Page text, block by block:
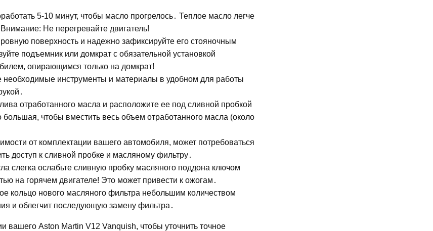
5-10 минут, чтобы масло прогрелось․ Теплое масло легче
Не перегревайте двигатель!
поверхность и надежно зафиксируйте его стояночным
подъемник или домкрат с обязательной установкой
опирающимся только на домкрат!
необходимые инструменты и материалы в удобном для работы
отработанного масла и расположите ее под сливной пробкой
большая, чтобы вместить весь объем отработанного масла (около
от комплектации вашего автомобиля, может потребоваться
доступ к сливной пробке и масляному фильтру․
слегка ослабьте сливную пробку масляного поддона ключом
на горячем двигателе! Это может привести к ожогам․
кольцо нового масляного фильтра небольшим количеством
и облегчит последующую замену фильтра․
вашего Aston Martin V12 Vanquish, чтобы уточнить точное